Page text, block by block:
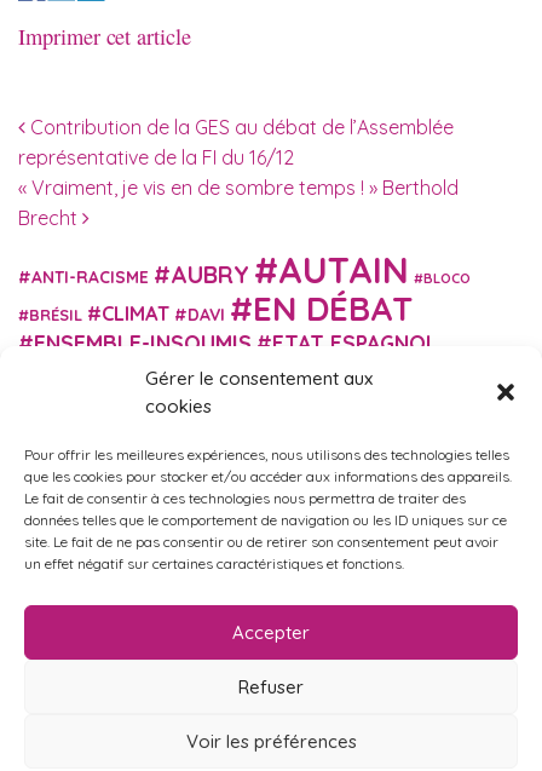
Gérer le consentement aux
cookies
Pour offrir les meilleures expériences, nous utilisons des technologies telles
que les cookies pour stocker et/ou accéder aux informations des appareils.
Le fait de consentir à ces technologies nous permettra de traiter des
données telles que le comportement de navigation ou les ID uniques sur ce
site. Le fait de ne pas consentir ou de retirer son consentement peut avoir
un effet négatif sur certaines caractéristiques et fonctions.
Accepter
Refuser
Voir les préférences
Imprimer cet article
Navigation des articles
Contribution de la GES au débat de l’Assemblée
représentative de la FI du 16/12
« Vraiment, je vis en de sombre temps ! » Berthold
Brecht
ANTI-RACISME AUBRY AUTAIN BLOCO
BRÉSIL CLIMAT DAVI EN DÉBAT
ENSEMBLE-INSOUMIS ETAT ESPAGNOL
EUROPE EXTRÊME DROITE FASCISME
FRANCE INSOUMISE
HISTOIRE IMMIGRATION ISRAËL PALESTINE ITALIE
MACRON MARTIN MARXISME MIGRANT-ES
MUNICIPALES MÉLENCHON NUPES OBONO
OCCITANIE PORTUGAL RETRAITES RUSSIE
VIOLENCES SEXISTES ÉCOLOGIE
ÉCOSOCIALISME ÉLECTIONS